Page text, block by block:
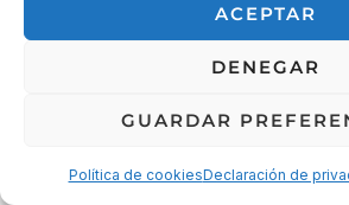
ACEPTAR
DENEGAR
GUARDAR
Política de cookiesDeclaración de
Aviso legal|Política de privacidad|
Terminos y condiciones |